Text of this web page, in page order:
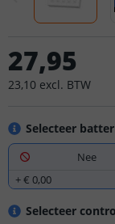
Selecteer
Nee
+€ 0,00
Selecteer
27,95
23,10 excl. BTW